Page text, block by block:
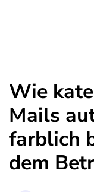
Wie
Mails
farblich
dem